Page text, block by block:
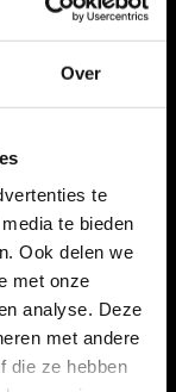
Over
te
te bieden
Ook delen we
met onze
analyse. Deze
met andere
die ze hebben